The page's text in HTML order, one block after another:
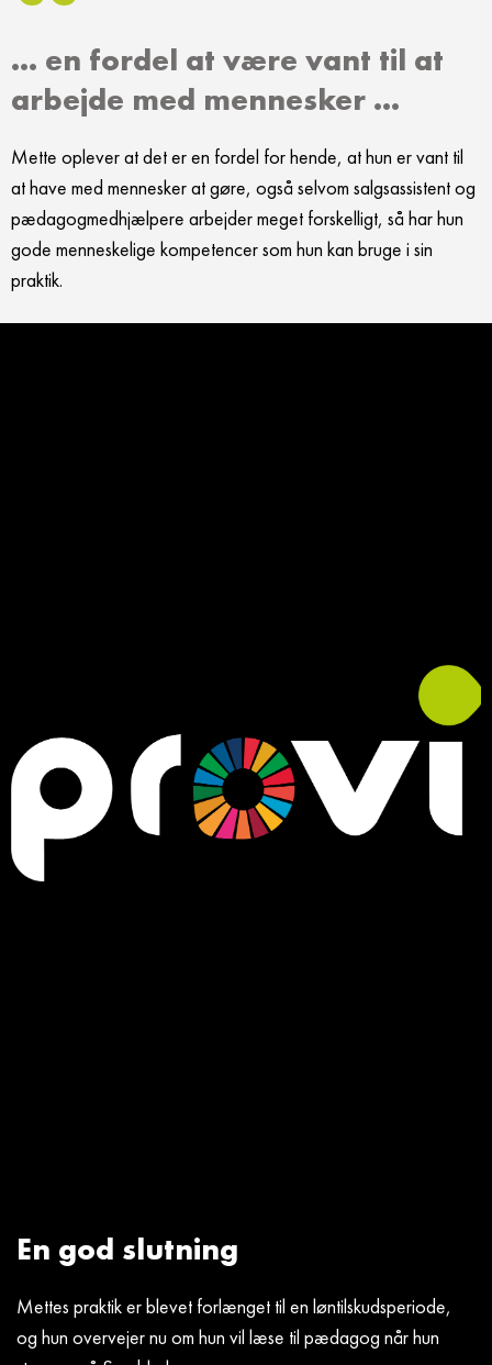
... en fordel at være vant til at
arbejde med mennesker ...
Mette oplever at det er en fordel for hende, at hun er vant til
at have med mennesker at gøre, også selvom salgsassistent og
pædagogmedhjælpere arbejder meget forskelligt, så har hun
gode menneskelige kompetencer som hun kan bruge i sin
praktik.
En god slutning
Mettes praktik er blevet forlænget til en løntilskudsperiode,
og hun overvejer nu om hun vil læse til pædagog når hun